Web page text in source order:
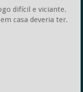
difícil e viciante.
casa deveria ter.